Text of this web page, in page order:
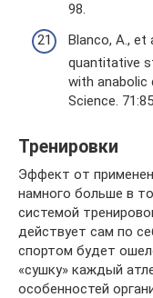
98.
Blanco, A., et
quantitative
with anabolic
Science.
Тренировки
Эффект от
намного больше в
системой
действует сам по
спортом будет
«сушку» каждый
особенностей